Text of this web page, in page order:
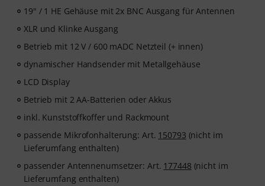
19" / 1 HE Gehäuse mit 2x BNC Ausgang für Antennen
XLR und Klinke Ausgang
Betrieb mit 12 V / 600 mADC Netzteil (+ innen)
dynamischer Handsender mit Metallgehäuse
LCD Display
Betrieb mit 2 AA-Batterien oder Akkus
inkl. Kunststoffkoffer und Rackmount
passende Mikrofonhalterung: Art. 150793 (nicht im
Lieferumfang enthalten)
passender Antennenumsetzer: Art. 177448 (nicht im
Lieferumfang enthalten)